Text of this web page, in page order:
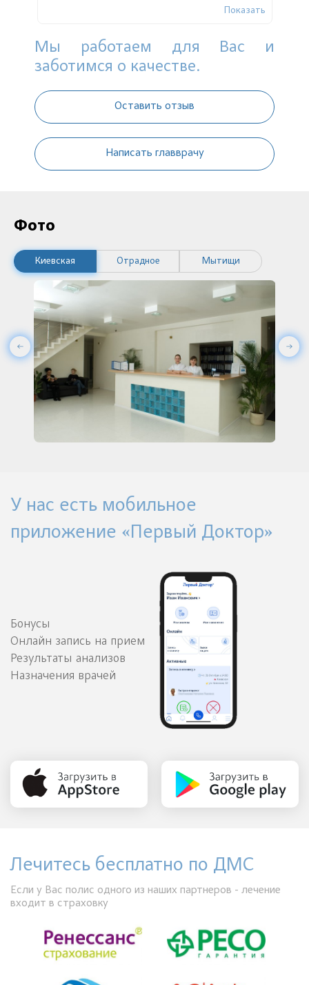
Показать
Мы работаем для Вас и
заботимся о качестве.
Оставить отзыв
Написать главврачу
Фото
Киевская Отрадное Мытищи
У нас есть мобильное
приложение «Первый Доктор»
Бонусы
Онлайн запись на прием
Результаты анализов
Назначения врачей
Лечитесь бесплатно по ДМС
Если у Вас полис одного из наших партнеров - лечение
входит в страховку